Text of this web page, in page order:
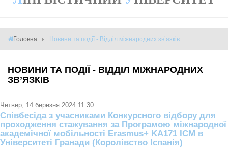
Головна Новини та події - Відділ міжнародних зв’язків
НОВИНИ ТА ПОДІЇ - ВІДДІЛ МІЖНАРОДНИХ
ЗВ’ЯЗКІВ
Четвер, 14 березня 2024 11:30
Співбесіда з учасниками Конкурсного відбору для
проходження стажування за Програмою міжнародної
академічної мобільності Erasmus+ KA171 ICM в
Університеті Гранади (Королівство Іспанія)